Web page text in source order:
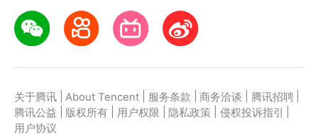
关于腾讯 About Tencent 服务条款 商务洽谈 腾讯招聘
腾讯公益
版权所有 用户权限 隐私政策 侵权投诉指引
用户协议